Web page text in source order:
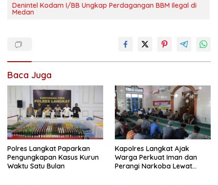
Denintel Kodam I/BB Ungkap Perdagangan BBM Ilegal di
Medan
Baca Juga
Polres Langkat Paparkan
Pengungkapan Kasus Kurun
Waktu Satu Bulan
Kapolres Langkat Ajak
Warga Perkuat Iman dan
Perangi Narkoba Lewat